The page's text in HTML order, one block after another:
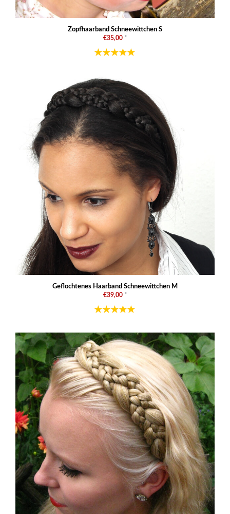
Zopfhaarband Schneewittchen S
€35,00 *
Geflochtenes Haarband Schneewittchen M
€39,00 *